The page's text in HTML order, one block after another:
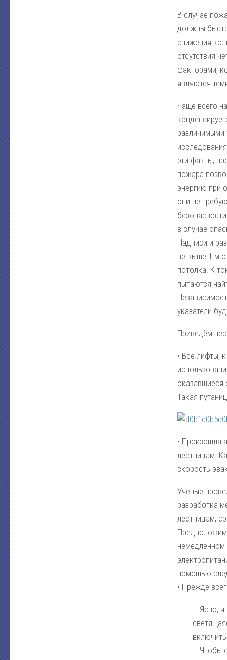
В случае
должны
снижения
отсутствия
факторами,
являются
Чаще всего
различимыми
эти факты,
пожара
энергию при
они не
в случае
Надписи и
не выше 1 м
потолка. К
пытаются
указатели
Приведём
• Все лифты,
оказавшиеся
Такая
• Произошла
лестницам.
скорость
Ученые
разработка
лестницам,
немедленном
помощью
• Прежде
– Ясно,
– Чтобы